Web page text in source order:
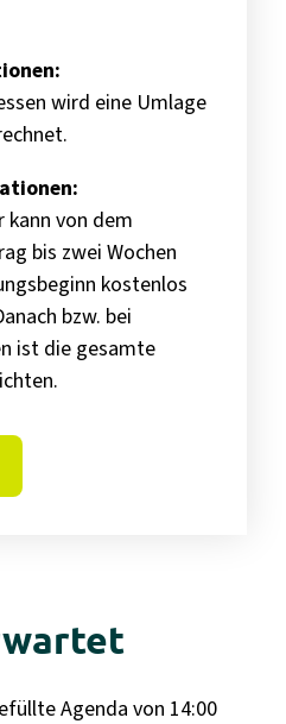
Agenda von 14:00
wird eine Umlage
kann von dem
bis zwei Wochen
kostenlos
bzw. bei
ist die gesamte